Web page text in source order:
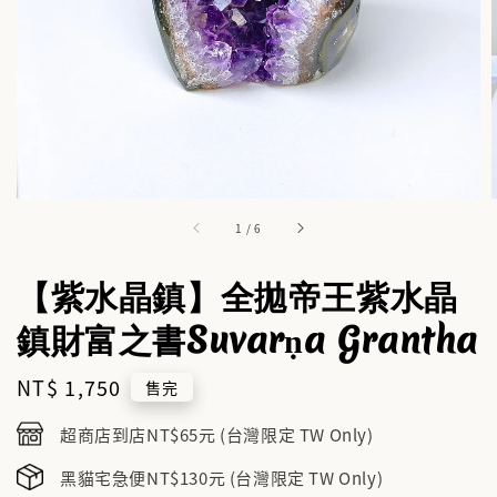
1 /6
【紫水晶鎮】全拋帝王紫水晶
鎮財富之書Suvarṇa Grantha
Regular
price
NT$ 1,750 售完
超商店到店NT$65元 (台灣限定 TW Only)
黑貓宅急便NT$130元 (台灣限定 TW Only)